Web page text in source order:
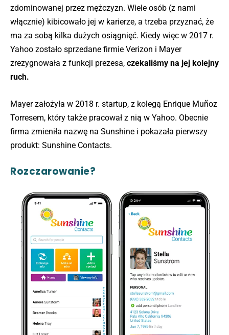
zdominowanej przez mężczyzn. Wiele osób (z nami
włącznie) kibicowało jej w karierze, a trzeba przyznać, że
ma za sobą kilka dużych osiągnięć. Kiedy więc w 2017 r.
Yahoo zostało sprzedane firmie Verizon i Mayer
zrezygnowała z funkcji prezesa, czekaliśmy na jej kolejny
ruch.
Mayer założyła w 2018 r. startup, z kolegą Enrique Muñoz
Torresem, który także pracował z nią w Yahoo. Obecnie
firma zmieniła nazwę na Sunshine i pokazała pierwszy
produkt: Sunshine Contacts.
Rozczarowanie?